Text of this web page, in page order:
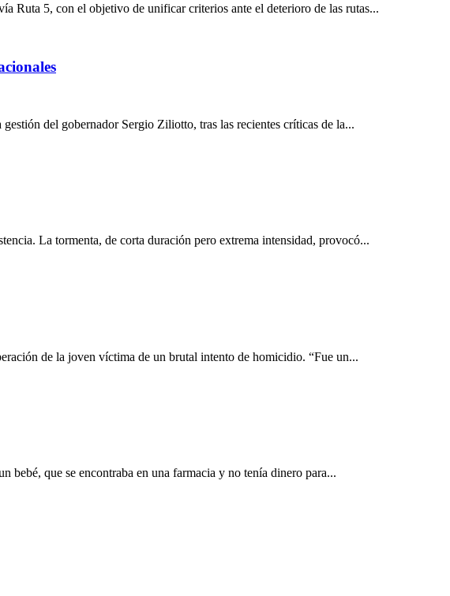
Ruta 5, con el objetivo de unificar criterios ante el deterioro de las rutas...
del gobernador Sergio Ziliotto, tras las recientes críticas de la...
La tormenta, de corta duración pero extrema intensidad, provocó...
de la joven víctima de un brutal intento de homicidio. “Fue un...
bebé, que se encontraba en una farmacia y no tenía dinero para...